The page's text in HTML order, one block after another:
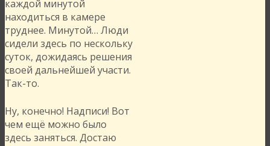
каждой минутой
находиться в камере
труднее. Минутой… Люди
сидели здесь по нескольку
суток, дожидаясь решения
своей дальнейшей участи.
Так-то.
Ну, конечно! Надписи! Вот
чем ещё можно было
здесь заняться. Достаю